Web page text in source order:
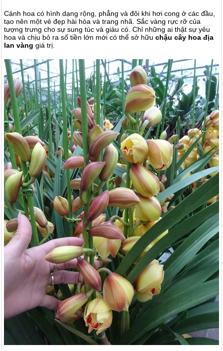
Cánh hoa có hình dạng rộng, phẳng và đôi khi hơi cong ở các đầu,
tạo nên một vẻ đẹp hài hòa và trang nhã. Sắc vàng rực rỡ của
tượng trưng cho sự sung túc và giàu có. Chỉ những ai thật sự yêu
hoa và chịu bỏ ra số tiền lớn mới có thể sở hữu chậu cây hoa địa
lan vàng giá trị.